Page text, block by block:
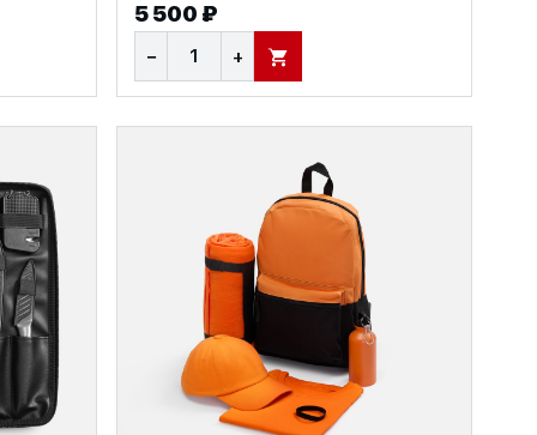
5 500 ₽
− + В КОРЗИНУ